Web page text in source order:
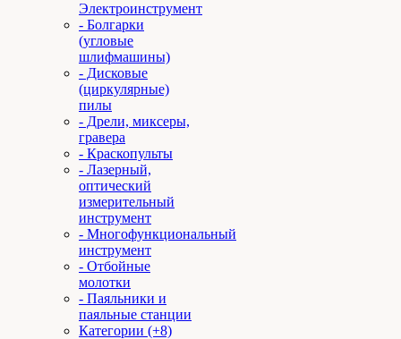
Электроинструмент
- Болгарки
(угловые
шлифмашины)
- Дисковые
(циркулярные)
пилы
- Дрели, миксеры,
гравера
- Краскопульты
- Лазерный,
оптический
измерительный
инструмент
- Многофункциональный
инструмент
- Отбойные
молотки
- Паяльники и
паяльные станции
Категории (+8)